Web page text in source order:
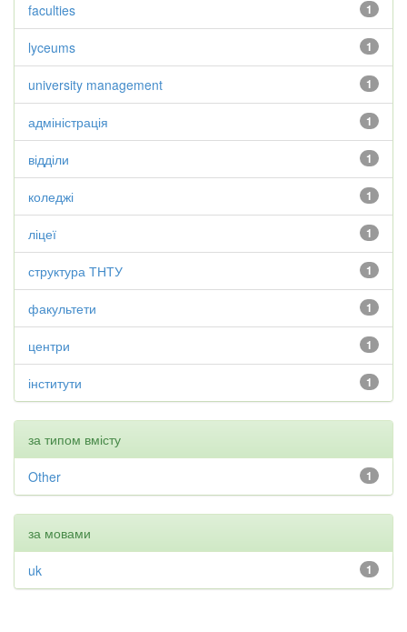
1
faculties
1
lyceums
1
university management
1
адміністрація
1
відділи
1
коледжі
1
ліцеї
1
структура ТНТУ
1
факультети
1
центри
1
інститути
за типом вмісту
1
Other
за мовами
1
uk